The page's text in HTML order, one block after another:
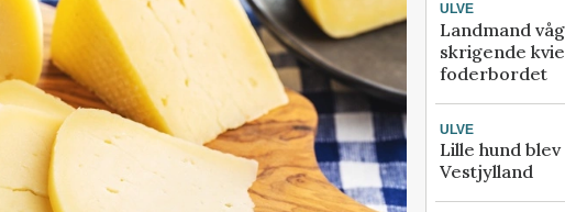
ULVE
Landmand
skrigende
foderbordet
ULVE
Lille hund
Vestjylland